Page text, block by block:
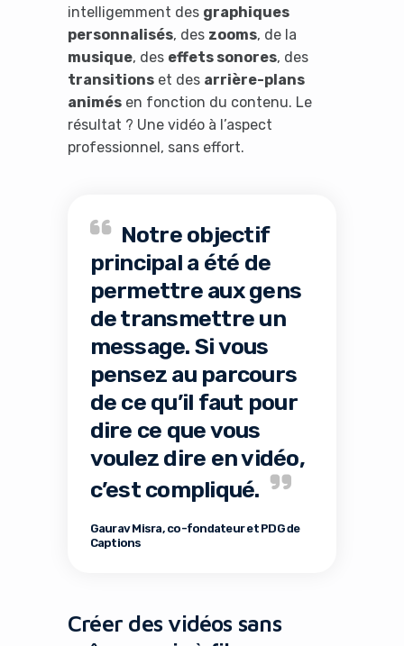
intelligemment des graphiques
personnalisés, des zooms, de la
musique, des effets sonores, des
transitionset des arrière-plans
animésen fonction du contenu. Le
résultat ? Une vidéo à l’aspect
professionnel, sans effort.
Notre objectif
principal a été de
permettre aux gens
de transmettre un
message. Si vous
pensez au parcours
de ce qu’il faut pour
dire ce que vous
voulez dire en vidéo,
c’est compliqué.
Gaurav Misra, co-fondateur et PDG de
Captions
Créer des vidéos sans